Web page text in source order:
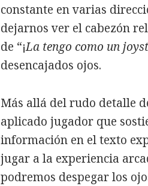
constante en varias
dejarnos ver el cabezón
de “¡La tengo como un
desencajados ojos.
Más allá del rudo detalle
aplicado jugador que
información en el texto
jugar a la experiencia
podremos despegar los